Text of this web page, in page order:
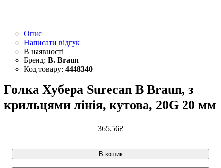
Опис
Написати відгук
B. Braun
4448340
Голка Хубера Surecan B Braun, з
крильцями лінія, кутова, 20G 20 мм
365.56₴
В кошик